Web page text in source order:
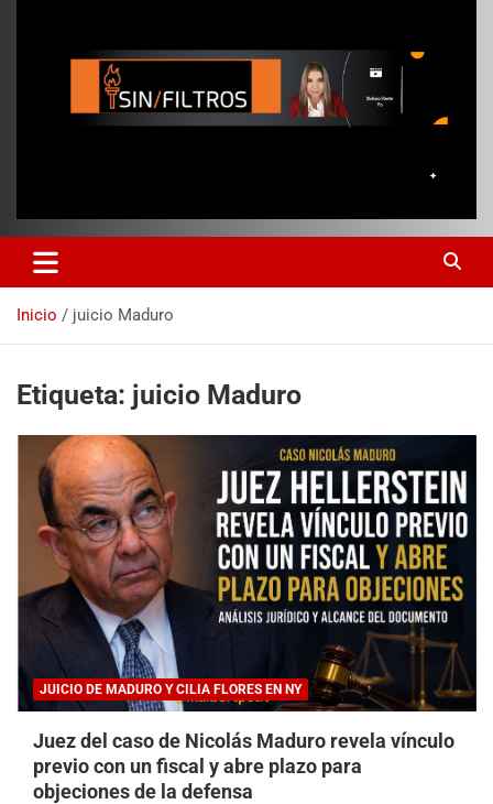
Inicio juicio Maduro
Etiqueta: juicio Maduro
JUICIO DE MADURO Y CILIA FLORES EN NY
Juez del caso de Nicolás Maduro revela vínculo
previo con un fiscal y abre plazo para
objeciones de la defensa